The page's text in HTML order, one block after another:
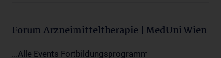
Forum Arzneimitteltherapie | MedUni Wien
...Alle Events Fortbildungsprogramm